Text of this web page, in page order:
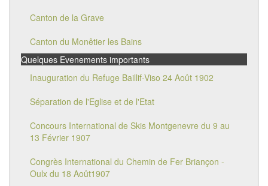
Canton de la Grave
Canton du Monêtier les Bains
Quelques Evenements importants
Inauguration du Refuge Baillif-Viso 24 Août 1902
Séparation de l'Eglise et de l'Etat
Concours International de Skis Montgenevre du 9 au
13 Février 1907
Congrès International du Chemin de Fer Briançon -
Oulx du 18 Août1907